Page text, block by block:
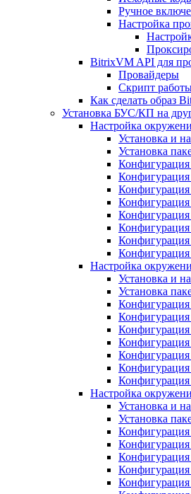
Ручное
Настройка
BitrixVM API для
Провайдеры
Скрипт
Как сделать образ
Установка БУС/КП на
Настройка
Установка и
Установка
Конфигурация
Конфигурация
Конфигурация
Конфигурация
Настройка
Установка и
Установка
Конфигурация
Конфигурация
Конфигурация
Настройка
Установка и
Установка
Конфигурация